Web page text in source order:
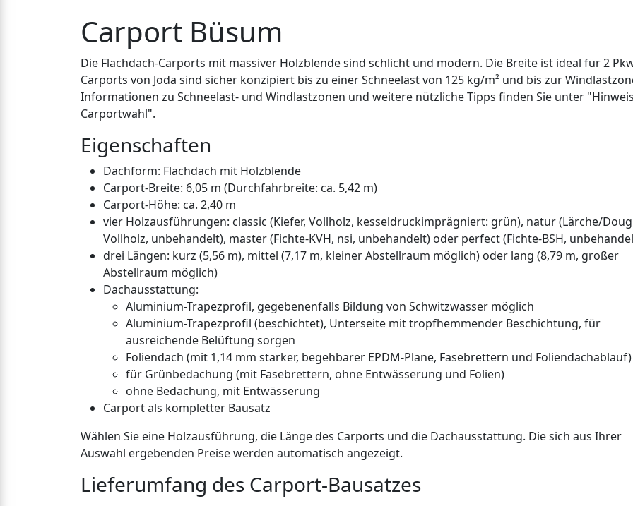
Carport Büsum
Die Flachdach-Carports mit massiver Holzblende sind schlicht und modern. Die Breite ist ideal für 2
Carports von Joda sind sicher konzipiert bis zu einer Schneelast von 125 kg/m² und bis zur
Informationen zu Schneelast- und Windlastzonen und weitere nützliche Tipps finden Sie unter
Carportwahl".
Eigenschaften
Dachform: Flachdach mit Holzblende
Carport-Breite: 6,05 m (Durchfahrbreite: ca. 5,42 m)
Carport-Höhe: ca. 2,40 m
vier Holzausführungen: classic (Kiefer, Vollholz, kesseldruckimprägniert: grün), natur (Lärche/
Vollholz, unbehandelt), master (Fichte-KVH, nsi, unbehandelt) oder perfect (Fichte-BSH,
drei Längen: kurz (5,56 m), mittel (7,17 m, kleiner Abstellraum möglich) oder lang (8,79 m, großer
Abstellraum möglich)
Dachausstattung:
Aluminium-Trapezprofil, gegebenenfalls Bildung von Schwitzwasser möglich
Aluminium-Trapezprofil (beschichtet), Unterseite mit tropfhemmender Beschichtung, für
ausreichende Belüftung sorgen
Foliendach (mit 1,14 mm starker, begehbarer EPDM-Plane, Fasebrettern und Foliendachablauf)
für Grünbedachung (mit Fasebrettern, ohne Entwässerung und Folien)
ohne Bedachung, mit Entwässerung
Carport als kompletter Bausatz
Wählen Sie eine Holzausführung, die Länge des Carports und die Dachausstattung. Die sich aus Ihrer
Auswahl ergebenden Preise werden automatisch angezeigt.
Lieferumfang des Carport-Bausatzes